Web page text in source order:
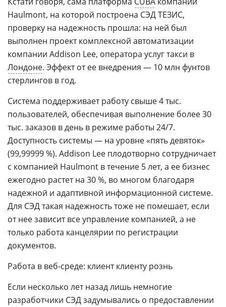
Haulmont, на которой построена СЭД ТЕЗИС,
проверку на надежность прошла: на ней был
выполнен проект комплексной автоматизации
компании Addison Lee, оператора услуг такси в
Лондоне. Эффект от ее внедрения — 10 млн фунтов
стерлингов в год.
Система поддерживает работу свыше 4 тыс.
пользователей, обеспечивая выполнение более 30
тыс. заказов в день в режиме работы 24/7.
Доступность системы — на уровне «пять девяток»
(99,99999 %). Addison Lee плодотворно сотрудничает
с компанией Haulmont в течение 5 лет, а ее бизнес
ежегодно растет на 30 %, во многом благодаря
надежной и адаптивной информационной системе.
Для СЭД такая надежность тоже не помешает, если
от нее зависит все управление компанией, а не
только работа канцелярии по регистрации
документов.
Работа в веб-среде: клиент клиенту рознь
Если несколько лет назад лишь немногие
разработчики СЭД задумывались о предоставлении